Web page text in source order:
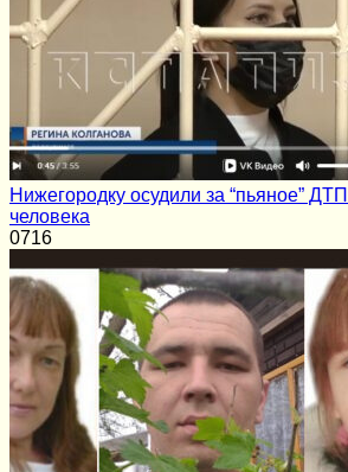
Нижегородку осудили за “пьяное”
человека
0716